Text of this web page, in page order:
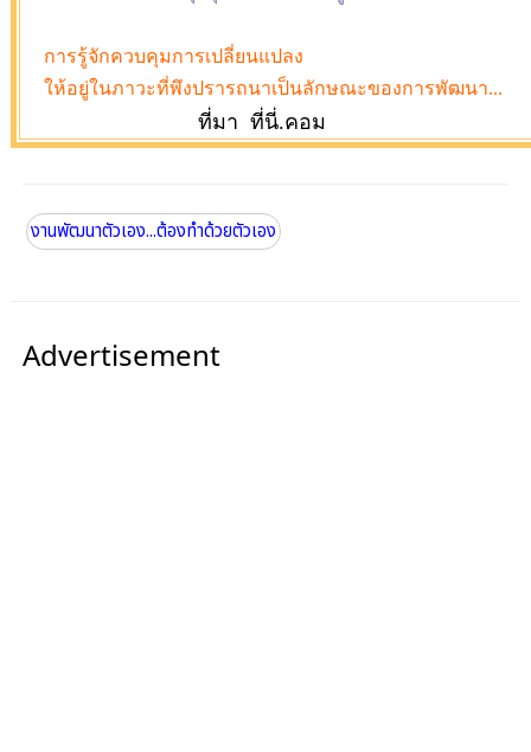
การรู้จักควบคุมการเปลี่ยนแปลง
ให้อยู่ในภาวะที่พึงปรารถนาเป็นลักษณะของการพัฒนา...
ที่มา ที่นี่.คอม
งานพัฒนาตัวเอง...ต้องทำด้วยตัวเอง
Advertisement